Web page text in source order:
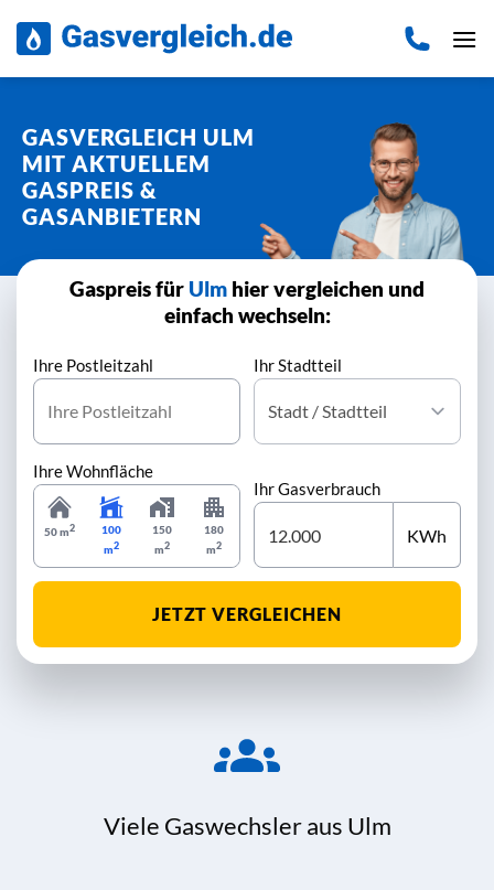
Inhalt
GASVERGLEICH ULM
MIT AKTUELLEM
GASPREIS &
GASANBIETERN
Gaspreis für Ulm hier vergleichen und
einfach wechseln:
Ihre Postleitzahl Ihr Stadtteil
Ihre Wohnfläche
50 m2
100
m2
150
m2
180
m2
Ihr Gasverbrauch
KWh
JETZT VERGLEICHEN
Viele Gaswechsler aus Ulm